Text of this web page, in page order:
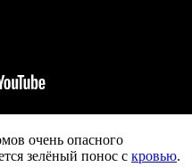
очень опасного
зелёный понос с кровью.